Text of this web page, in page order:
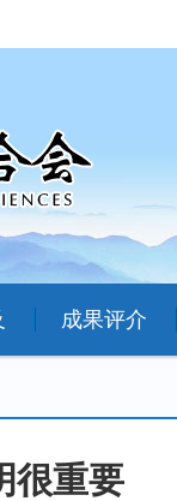
成果评介
很重要